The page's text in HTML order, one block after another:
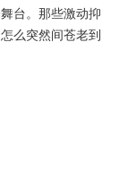
台。那些激动抑
么突然间苍老到